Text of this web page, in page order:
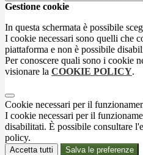
Gestione cookie
In questa schermata è possibile
I cookie necessari sono quelli che
piattaforma e non è possibile
Per conoscere quali sono i cookie
visionare la COOKIE POLICY.
Cookie necessari per il
I cookie necessari per il
disabilitati. È possibile consultare
policy.
Accetta tutti Salva le preferenze